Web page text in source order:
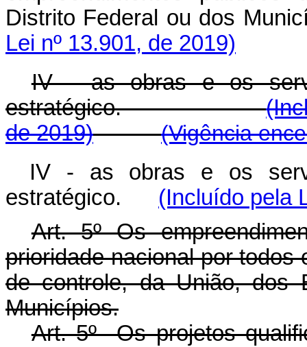
Distrito Federal ou dos
Lei nº 13.901, de 2019)
IV - as obras e os
estratégico.
de 2019)
(Vigência
IV - as obras e os
estratégico. (Incluído pela
Art. 5º Os
prioridade nacional por
de controle, da União, dos
Municípios.
Art. 5º Os projetos